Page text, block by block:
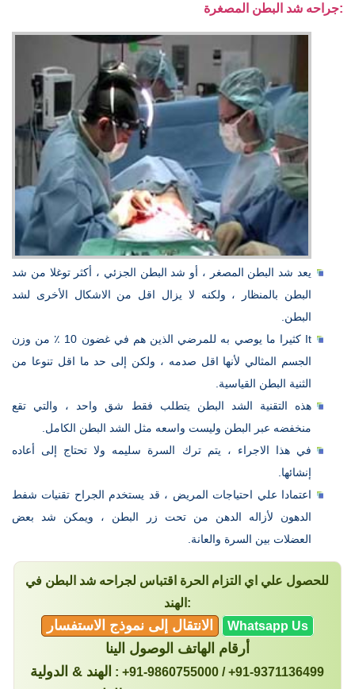
جراحه شد البطن المصغرة:
يعد شد البطن المصغر ، أو شد البطن الجزئي ، أكثر توغلا من شد
البطن بالمنظار ، ولكنه لا يزال اقل من الاشكال الأخرى لشد
البطن.
It كثيرا ما يوصي به للمرضي الذين هم في غضون 10 ٪ من وزن
الجسم المثالي لأنها اقل صدمه ، ولكن إلى حد ما اقل تنوعا من
الثنية البطن القياسية.
هذه التقنية الشد البطن يتطلب فقط شق واحد ، والتي تقع
منخفضه عبر البطن وليست واسعه مثل الشد البطن الكامل.
في هذا الاجراء ، يتم ترك السرة سليمه ولا تحتاج إلى أعاده
إنشائها.
اعتمادا علي احتياجات المريض ، قد يستخدم الجراح تقنيات شفط
الدهون لأزاله الدهن من تحت زر البطن ، ويمكن شد بعض
العضلات بين السرة والعانة.
للحصول علي اي التزام الحرة اقتباس لجراحه شد البطن في
الهند:
الانتقال إلى نموذج الاستفسار Whatsapp Us
أرقام الهاتف الوصول الينا
الهند & الدولية : +91-9860755000 / +91-9371136499